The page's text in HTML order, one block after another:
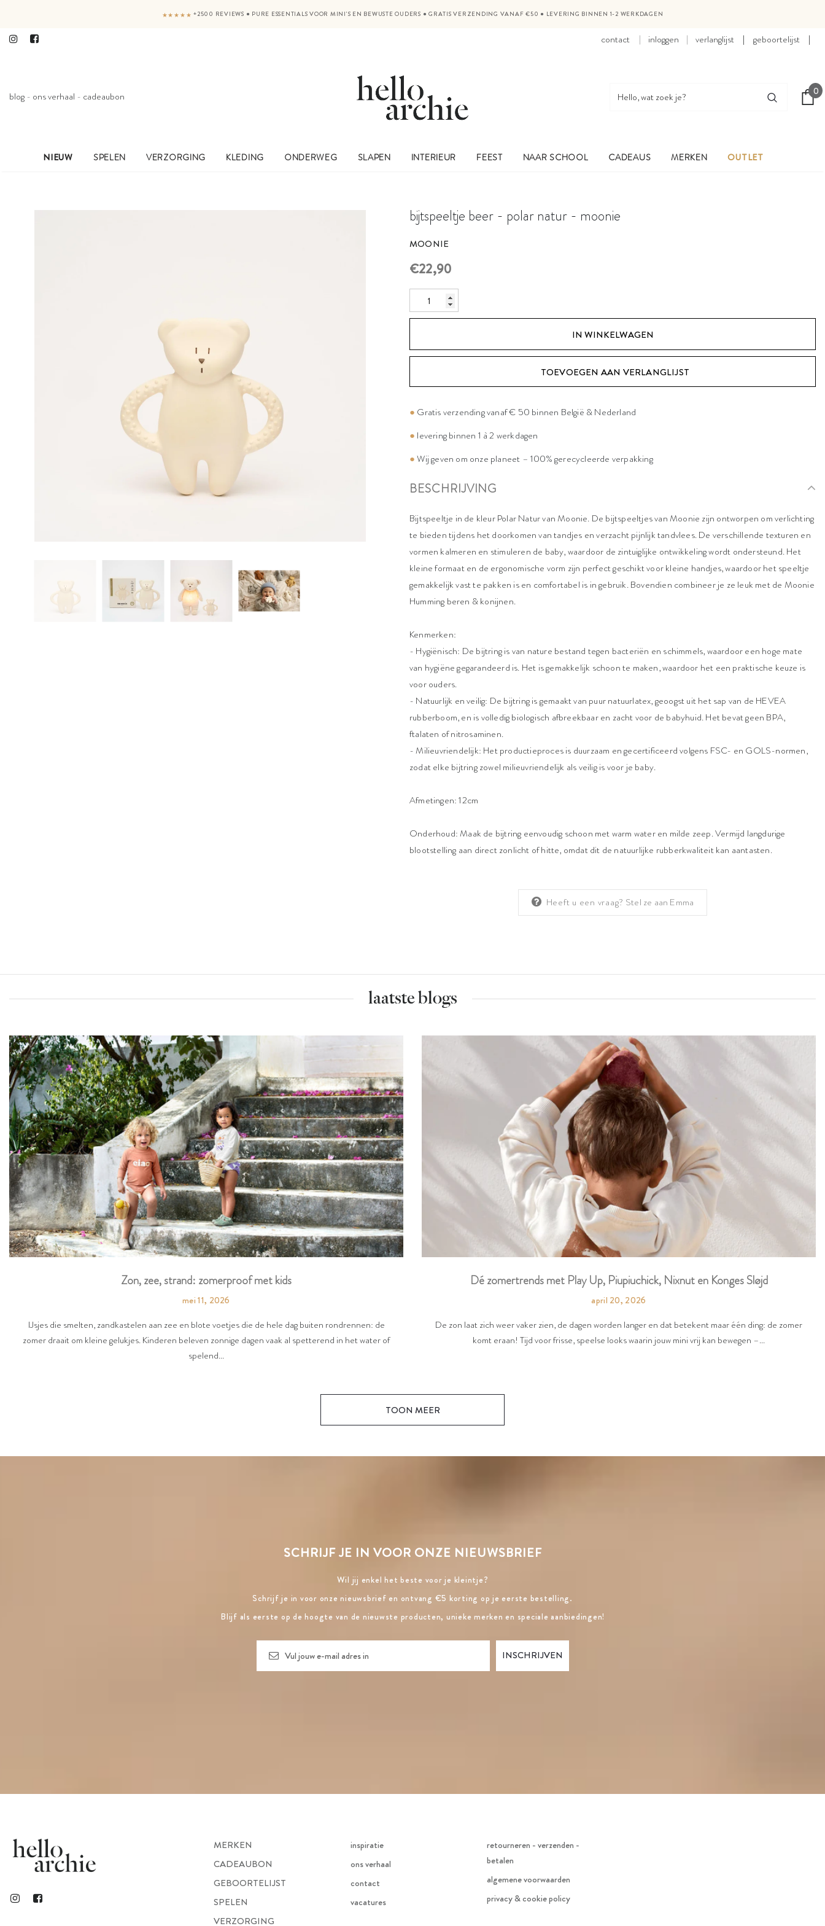
★★★★★ +2500 REVIEWS ● PURE ESSENTIALS VOOR MINI'S EN BEWUSTE OUDERS ●GRATIS VERZENDING VANAF €50 ● LEVERING BINNEN 1-2 WERKDAGEN
contact inloggen verlanglijst | geboortelijst |
blog - ons verhaal - cadeaubon 0
NIEUW SPELEN VERZORGING KLEDING ONDERWEG SLAPEN INTERIEUR FEEST NAAR SCHOOL CADEAUS MERKEN OUTLET
bijtspeeltje beer - polar natur - moonie
MOONIE
€22,90
TOEVOEGEN AAN VERLANGLIJST
● Gratis verzending vanaf € 50 binnen België & Nederland
● levering binnen 1 à 2 werkdagen
●Wij geven om onze planeet – 100% gerecycleerde verpakking
BESCHRIJVING
Bijtspeeltje in de kleur Polar Natur van Moonie. De bijtspeeltjes van Moonie zijn ontworpen om verlichting
te bieden tijdens het doorkomen van tandjes en verzacht pijnlijk tandvlees. De verschillende texturen en
vormen kalmeren en stimuleren de baby, waardoor de zintuiglijke ontwikkeling wordt ondersteund. Het
kleine formaat en de ergonomische vorm zijn perfect geschikt voor kleine handjes, waardoor het speeltje
gemakkelijk vast te pakken is en comfortabel is in gebruik. Bovendien combineer je ze leuk met de Moonie
Humming beren & konijnen.
Kenmerken:
- Hygiënisch: De bijtring is van nature bestand tegen bacteriën en schimmels, waardoor een hoge mate
van hygiëne gegarandeerd is. Het is gemakkelijk schoon te maken, waardoor het een praktische keuze is
voor ouders.
- Natuurlijk en veilig: De bijtring is gemaakt van puur natuurlatex, geoogst uit het sap van de HEVEA
rubberboom, en is volledig biologisch afbreekbaar en zacht voor de babyhuid. Het bevat geen BPA,
ftalaten of nitrosaminen.
- Milieuvriendelijk: Het productieproces is duurzaam en gecertificeerd volgens FSC- en GOLS-normen,
zodat elke bijtring zowel milieuvriendelijk als veilig is voor je baby.
Afmetingen: 12cm
Onderhoud: Maak de bijtring eenvoudig schoon met warm water en milde zeep. Vermijd langdurige
blootstelling aan direct zonlicht of hitte, omdat dit de natuurlijke rubberkwaliteit kan aantasten.
Heeft u een vraag? Stel ze aan Emma
laatste blogs
Zon, zee, strand: zomerproof met kids
mei 11, 2026
IJsjes die smelten, zandkastelen aan zee en blote voetjes die de hele dag buiten rondrennen: de
zomer draait om kleine gelukjes. Kinderen beleven zonnige dagen vaak al spetterend in het water of
spelend...
Dé zomertrends met Play Up, Piupiuchick, Nixnut en Konges Sløjd
april 20, 2026
De zon laat zich weer vaker zien, de dagen worden langer en dat betekent maar één ding: de zomer
komt eraan! Tijd voor frisse, speelse looks waarin jouw mini vrij kan bewegen –...
TOON MEER
SCHRIJF JE IN VOOR ONZE NIEUWSBRIEF
Wil jij enkel het beste voor je kleintje?
Schrijf je in voor onze nieuwsbrief en ontvang €5 korting op je eerste bestelling.
Blijf als eerste op de hoogte van de nieuwste producten, unieke merken en speciale aanbiedingen!
MERKEN
CADEAUBON
GEBOORTELIJST
SPELEN
VERZORGING
inspiratie
ons verhaal
contact
vacatures
retourneren - verzenden -
betalen
algemene voorwaarden
privacy & cookie policy